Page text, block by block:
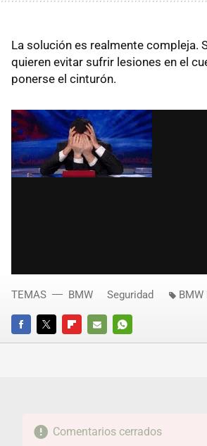
La solución es realmente compleja.
quieren evitar sufrir lesiones en el
ponerse el cinturón.
FACEBOOKTWITTERFLIPBOARD
E-
WHATSAPP
TEMAS BMW Seguridad BMW
Comentarios cerrados